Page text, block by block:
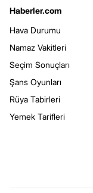
Haberler.com
Hava Durumu
Namaz Vakitleri
Seçim Sonuçları
Şans Oyunları
Rüya Tabirleri
Yemek Tarifleri